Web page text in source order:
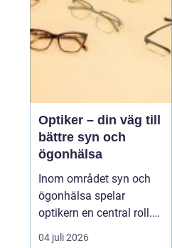
Optiker – din väg till
bättre syn och
ögonhälsa
Inom området syn och
ögonhälsa spelar
optikern en central roll.
Genom att regelbundet
04 juli 2026